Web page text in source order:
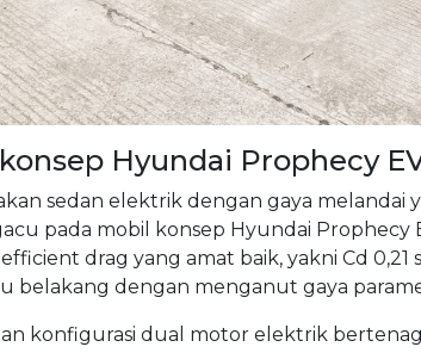
Hyundai Prophecy
sedan elektrik dengan gaya melandai
pada mobil konsep Hyundai Prophecy
drag yang amat baik, yakni Cd
belakang dengan menganut gaya
konfigurasi dual motor elektrik